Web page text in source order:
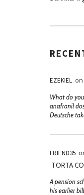
EZEKIEL on
What do
anafranil
Deutsche
FRIEND35
TORTA
A pension
his earlier